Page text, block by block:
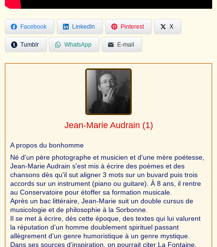
Facebook LinkedIn Pinterest X
Tumblr WhatsApp E-mail
Jean-Marie Audrain (1)
A propos du bonhomme
Né d'un père photographe et musicien et d'une mère poétesse,
Jean-Marie Audrain s'est mis à écrire des poèmes et des
chansons dès qu'il sut aligner 3 mots sur un buvard puis trois
accords sur un instrument (piano ou guitare). À 8 ans, il rentre
au Conservatoire pour étoffer sa formation musicale.
Après un bac littéraire, Jean-Marie suit un double cursus de
musicologie et de philosophie à la Sorbonne.
Il se met à écrire, dès cette époque, des textes qui lui valurent
la réputation d’un homme doublement spirituel passant
allègrement d’un genre humoristique à un genre mystique.
Dans ses sources d’inspiration, on pourrait citer La Fontaine,